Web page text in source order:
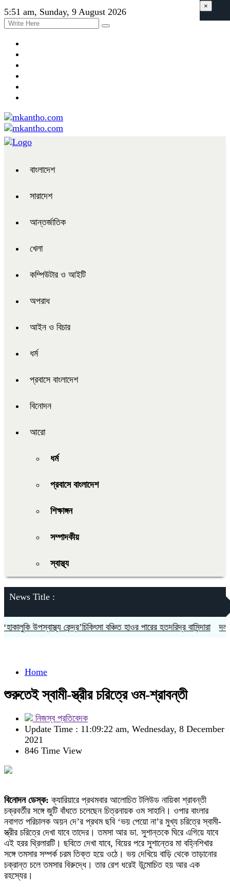
5:51 am, Sunday, 9 August 2026
বাংলাদেশ
সারাদেশ
আন্তর্জাতিক
খেলা
কম্পিউটার ও আইটি
অপরাধ
আইন ও বিচার
ধর্ম
প্রবাসে বাংলাদেশ
বিনোদন
আরো
ধর্ম
প্রবাসে বাংলাদেশ
শিক্ষাঙ্গন
সম্পাদকীয়
স্বাস্থ্য
News Title :
উপস্বাস্থ্য কেন্দ্র’চিকিৎসা বঞ্চিত হাওর পারের হতদরিদ্র বাসিন্দারা দলকে
×
Home
শুরুতেই স্বামী-স্ত্রীর চরিত্রে ওম-শ্রাবন্তী
নিজস্ব প্রতিবেদক
Update Time : 11:09:22 am, Wednesday, 8 December
2021
846 Time View
বিনোদন ডেস্ক:ক্যারিয়ারে প্রথমবার আলোচিত টলিউড নায়িকা শ্রাবন্তী
চক্রবর্তীর সঙ্গে জুটি বাঁধতে চলেছেন চিত্রনায়ক ওম সাহানি। ওপার বাংলার
নবাগত পরিচালক অয়ন দে’র প্রথম ছবি ‘ভয় পেয়ো না’র মুখ্য চরিত্রে স্বামী-
স্ত্রীর চরিত্রে দেখা যাবে তাদের। তমসা আর ডা. সুশান্তকে ঘিরে এগিয়ে যাবে
এই হরর থ্রিলারটি। ছবিতে দেখা যাবে, বিয়ের পরে সুশান্তের মা বহ্নিশিখার
সঙ্গে তমসার সম্পর্ক চরম তিক্ত হয়ে ওঠে। ভয় দেখিয়ে বাড়ি থেকে তাড়ানোর
চক্রান্ত চলে তমসার বিরুদ্ধে। তার রেশ ধরেই উন্মোচিত হয় আর এক
রহস্যের।